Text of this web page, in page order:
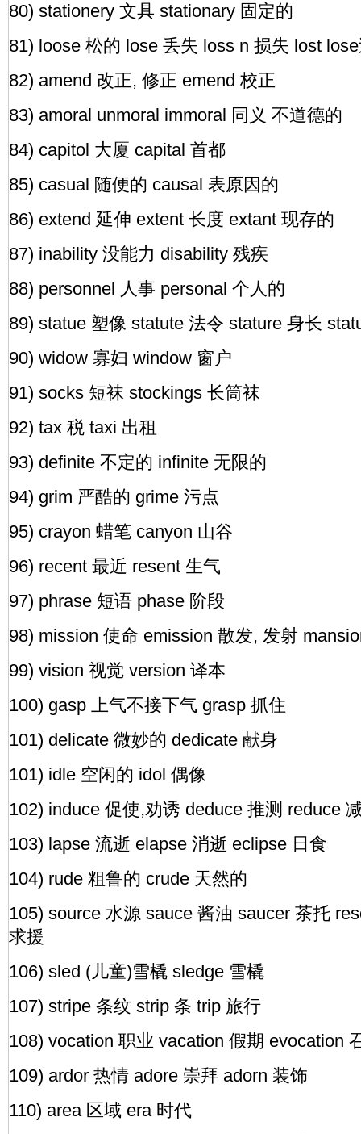
80) stationery 文具 stationary 固定的
81) loose 松的 lose 丢失 loss n 损失 lost
82) amend 改正, 修正 emend 校正
83) amoral unmoral immoral 同义 不道德的
84) capitol 大厦 capital 首都
85) casual 随便的 causal 表原因的
86) extend 延伸 extent 长度 extant 现存的
87) inability 没能力 disability 残疾
88) personnel 人事 personal 个人的
89) statue 塑像 statute 法令 stature 身长
90) widow 寡妇 window 窗户
91) socks 短袜 stockings 长筒袜
92) tax 税 taxi 出租
93) definite 不定的 infinite 无限的
94) grim 严酷的 grime 污点
95) crayon 蜡笔 canyon 山谷
96) recent 最近 resent 生气
97) phrase 短语 phase 阶段
98) mission 使命 emission 散发, 发射
99) vision 视觉 version 译本
100) gasp 上气不接下气 grasp 抓住
101) delicate 微妙的 dedicate 献身
101) idle 空闲的 idol 偶像
102) induce 促使,劝诱 deduce 推测 reduce
103) lapse 流逝 elapse 消逝 eclipse 日食
104) rude 粗鲁的 crude 天然的
105) source 水源 sauce 酱油 saucer 茶托
求援
106) sled (儿童)雪橇 sledge 雪橇
107) stripe 条纹 strip 条 trip 旅行
108) vocation 职业 vacation 假期 evocation
109) ardor 热情 adore 崇拜 adorn 装饰
110) area 区域 era 时代